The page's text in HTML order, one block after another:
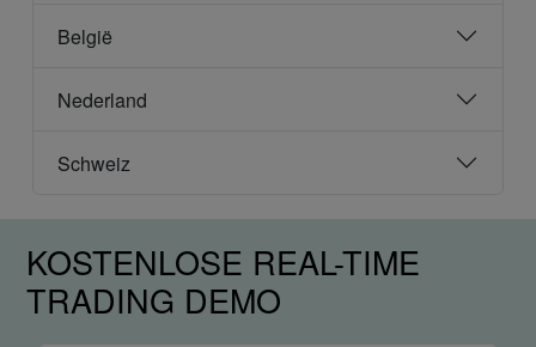
België
Nederland
Schweiz
KOSTENLOSE REAL-TIME
TRADING DEMO